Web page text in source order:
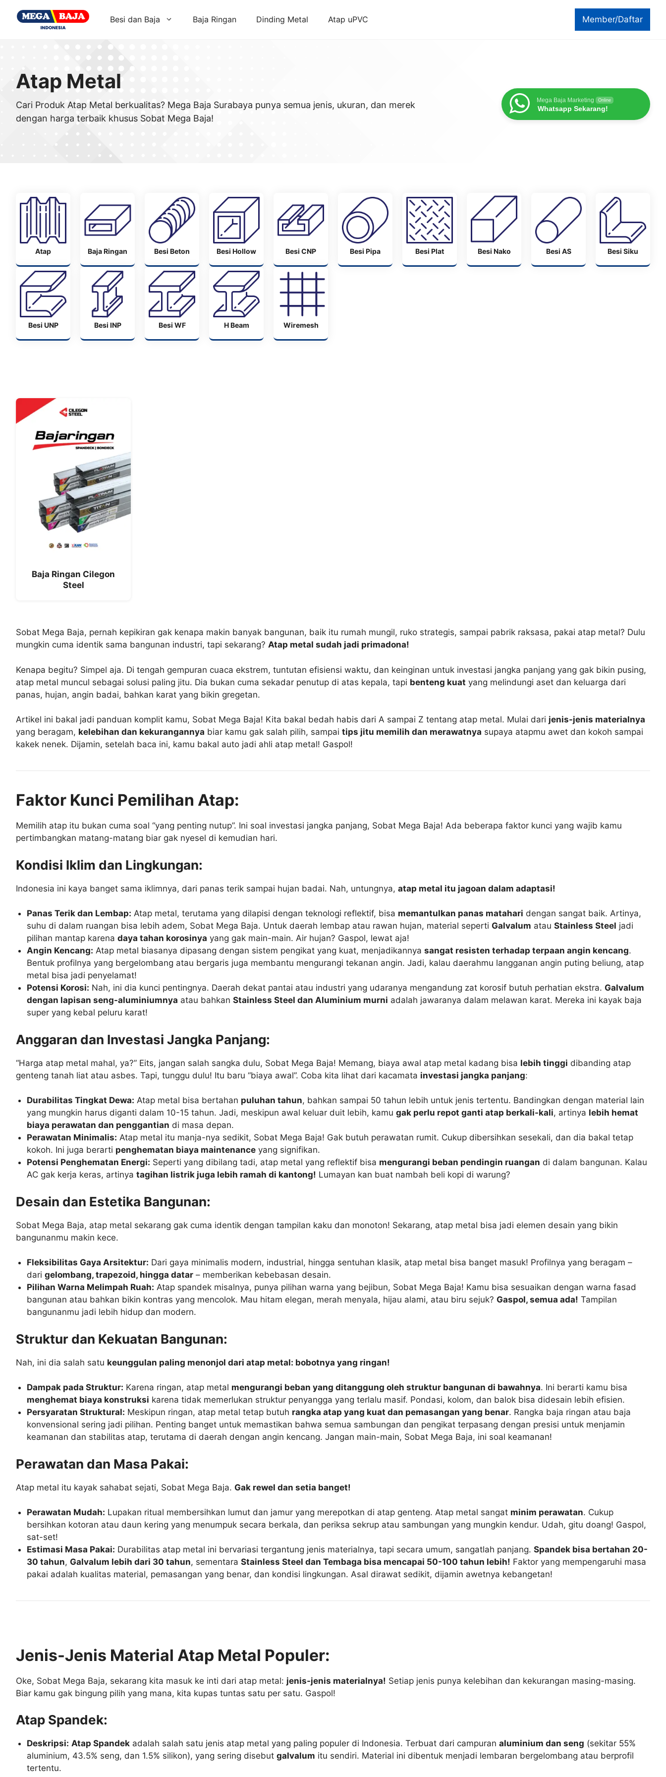
Member/Daftar
Besi dan Baja Baja Ringan Dinding Metal Atap uPVC
Atap Metal
Cari Produk Atap Metal berkualitas? Mega Baja Surabaya punya semua jenis, ukuran, dan merek
dengan harga terbaik khusus Sobat Mega Baja!
Mega Baja Marketing Online
Whatsapp Sekarang!
Atap Baja Ringan Besi Beton Besi Hollow Besi CNP Besi Pipa Besi Plat Besi Nako Besi AS Besi Siku
Besi UNP Besi INP Besi WF H Beam Wiremesh
Baja Ringan Cilegon
Steel
Sobat Mega Baja, pernah kepikiran gak kenapa makin banyak bangunan, baik itu rumah mungil, ruko strategis, sampai pabrik raksasa, pakai atap metal? Dulu
mungkin cuma identik sama bangunan industri, tapi sekarang? Atap metal sudah jadi primadona!
Kenapa begitu? Simpel aja. Di tengah gempuran cuaca ekstrem, tuntutan efisiensi waktu, dan keinginan untuk investasi jangka panjang yang gak bikin pusing,
atap metal muncul sebagai solusi paling jitu. Dia bukan cuma sekadar penutup di atas kepala, tapi benteng kuat yang melindungi aset dan keluarga dari
panas, hujan, angin badai, bahkan karat yang bikin gregetan.
Artikel ini bakal jadi panduan komplit kamu, Sobat Mega Baja! Kita bakal bedah habis dari A sampai Z tentang atap metal. Mulai dari jenis-jenis materialnya
yang beragam, kelebihan dan kekurangannya biar kamu gak salah pilih, sampai tips jitu memilih dan merawatnya supaya atapmu awet dan kokoh sampai
kakek nenek. Dijamin, setelah baca ini, kamu bakal auto jadi ahli atap metal! Gaspol!
Faktor Kunci Pemilihan Atap:
Memilih atap itu bukan cuma soal “yang penting nutup”. Ini soal investasi jangka panjang, Sobat Mega Baja! Ada beberapa faktor kunci yang wajib kamu
pertimbangkan matang-matang biar gak nyesel di kemudian hari.
Kondisi Iklim dan Lingkungan:
Indonesia ini kaya banget sama iklimnya, dari panas terik sampai hujan badai. Nah, untungnya, atap metal itu jagoan dalam adaptasi!
Panas Terik dan Lembap: Atap metal, terutama yang dilapisi dengan teknologi reflektif, bisa memantulkan panas matahari dengan sangat baik. Artinya,
suhu di dalam ruangan bisa lebih adem, Sobat Mega Baja. Untuk daerah lembap atau rawan hujan, material seperti Galvalum atauStainless Steel jadi
pilihan mantap karenadaya tahan korosinya yang gak main-main. Air hujan? Gaspol, lewat aja!
Angin Kencang: Atap metal biasanya dipasang dengan sistem pengikat yang kuat, menjadikannyasangat resisten terhadap terpaan angin kencang.
Bentuk profilnya yang bergelombang atau bergaris juga membantu mengurangi tekanan angin. Jadi, kalau daerahmu langganan angin puting beliung, atap
metal bisa jadi penyelamat!
Potensi Korosi: Nah, ini dia kunci pentingnya. Daerah dekat pantai atau industri yang udaranya mengandung zat korosif butuh perhatian ekstra. Galvalum
dengan lapisan seng-aluminiumnya atau bahkanStainless Steel dan Aluminium murni adalah jawaranya dalam melawan karat. Mereka ini kayak baja
super yang kebal peluru karat!
Anggaran dan Investasi Jangka Panjang:
“Harga atap metal mahal, ya?” Eits, jangan salah sangka dulu, Sobat Mega Baja! Memang, biaya awal atap metal kadang bisa lebih tinggi dibanding atap
genteng tanah liat atau asbes. Tapi, tunggu dulu! Itu baru “biaya awal”. Coba kita lihat dari kacamata investasi jangka panjang:
Durabilitas Tingkat Dewa: Atap metal bisa bertahan puluhan tahun, bahkan sampai 50 tahun lebih untuk jenis tertentu. Bandingkan dengan material lain
yang mungkin harus diganti dalam 10-15 tahun. Jadi, meskipun awal keluar duit lebih, kamugak perlu repot ganti atap berkali-kali, artinya lebih hemat
biaya perawatan dan penggantian di masa depan.
Perawatan Minimalis: Atap metal itu manja-nya sedikit, Sobat Mega Baja! Gak butuh perawatan rumit. Cukup dibersihkan sesekali, dan dia bakal tetap
kokoh. Ini juga berarti penghematan biaya maintenance yang signifikan.
Potensi Penghematan Energi: Seperti yang dibilang tadi, atap metal yang reflektif bisa mengurangi beban pendingin ruangan di dalam bangunan. Kalau
AC gak kerja keras, artinyatagihan listrik juga lebih ramah di kantong! Lumayan kan buat nambah beli kopi di warung?
Desain dan Estetika Bangunan:
Sobat Mega Baja, atap metal sekarang gak cuma identik dengan tampilan kaku dan monoton! Sekarang, atap metal bisa jadi elemen desain yang bikin
bangunanmu makin kece.
Fleksibilitas Gaya Arsitektur: Dari gaya minimalis modern, industrial, hingga sentuhan klasik, atap metal bisa banget masuk! Profilnya yang beragam –
darigelombang, trapezoid, hingga datar – memberikan kebebasan desain.
Pilihan Warna Melimpah Ruah: Atap spandek misalnya, punya pilihan warna yang bejibun, Sobat Mega Baja! Kamu bisa sesuaikan dengan warna fasad
bangunan atau bahkan bikin kontras yang mencolok. Mau hitam elegan, merah menyala, hijau alami, atau biru sejuk? Gaspol, semua ada! Tampilan
bangunanmu jadi lebih hidup dan modern.
Struktur dan Kekuatan Bangunan:
Nah, ini dia salah satu keunggulan paling menonjol dari atap metal: bobotnya yang ringan!
Dampak pada Struktur: Karena ringan, atap metal mengurangi beban yang ditanggung oleh struktur bangunan di bawahnya. Ini berarti kamu bisa
menghemat biaya konstruksi karena tidak memerlukan struktur penyangga yang terlalu masif. Pondasi, kolom, dan balok bisa didesain lebih efisien.
Persyaratan Struktural: Meskipun ringan, atap metal tetap butuh rangka atap yang kuat dan pemasangan yang benar. Rangka baja ringan atau baja
konvensional sering jadi pilihan. Penting banget untuk memastikan bahwa semua sambungan dan pengikat terpasang dengan presisi untuk menjamin
keamanan dan stabilitas atap, terutama di daerah dengan angin kencang. Jangan main-main, Sobat Mega Baja, ini soal keamanan!
Perawatan dan Masa Pakai:
Atap metal itu kayak sahabat sejati, Sobat Mega Baja. Gak rewel dan setia banget!
Perawatan Mudah: Lupakan ritual membersihkan lumut dan jamur yang merepotkan di atap genteng. Atap metal sangat minim perawatan. Cukup
bersihkan kotoran atau daun kering yang menumpuk secara berkala, dan periksa sekrup atau sambungan yang mungkin kendur. Udah, gitu doang! Gaspol,
sat-set!
Estimasi Masa Pakai: Durabilitas atap metal ini bervariasi tergantung jenis materialnya, tapi secara umum, sangatlah panjang.Spandek bisa bertahan 20-
30 tahun, Galvalum lebih dari 30 tahun, sementaraStainless Steel dan Tembaga bisa mencapai 50-100 tahun lebih! Faktor yang mempengaruhi masa
pakai adalah kualitas material, pemasangan yang benar, dan kondisi lingkungan. Asal dirawat sedikit, dijamin awetnya kebangetan!
Jenis-Jenis Material Atap Metal Populer:
Oke, Sobat Mega Baja, sekarang kita masuk ke inti dari atap metal: jenis-jenis materialnya! Setiap jenis punya kelebihan dan kekurangan masing-masing.
Biar kamu gak bingung pilih yang mana, kita kupas tuntas satu per satu. Gaspol!
Atap Spandek:
Deskripsi: Atap Spandek adalah salah satu jenis atap metal yang paling populer di Indonesia. Terbuat dari campuranaluminium dan seng (sekitar 55%
aluminium, 43.5% seng, dan 1.5% silikon), yang sering disebutgalvalum itu sendiri. Material ini dibentuk menjadi lembaran bergelombang atau berprofil
tertentu.